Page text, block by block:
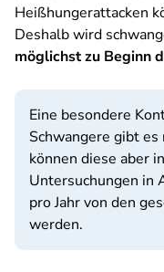
Heißhungerattacken
Deshalb wird
möglichst zu Beginn
Eine besondere
Schwangere gibt
können diese aber
Untersuchungen in
pro Jahr von den
werden.